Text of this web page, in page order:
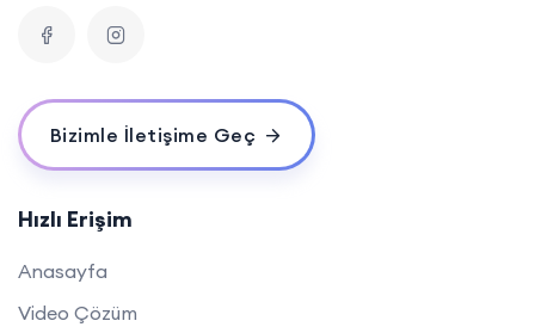
Bizimle İletişime Geç
Hızlı Erişim
Anasayfa
Video Çözüm